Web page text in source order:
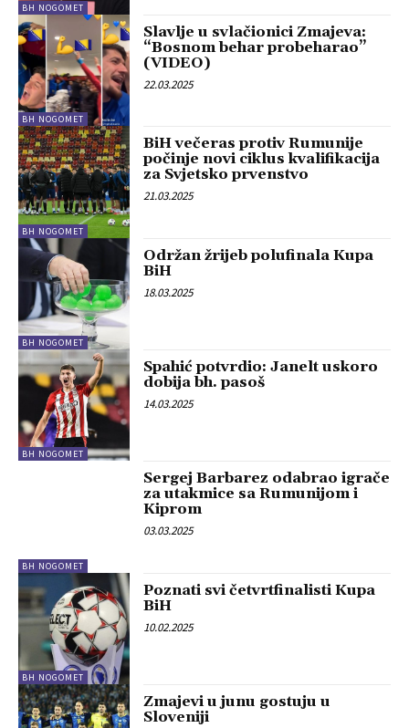
BH NOGOMET
BH NOGOMET
Slavlje u svlačionici Zmajeva:
“Bosnom behar probeharao”
(VIDEO)
22.03.2025
BH NOGOMET
BiH večeras protiv Rumunije
počinje novi ciklus kvalifikacija
za Svjetsko prvenstvo
21.03.2025
BH NOGOMET
Održan žrijeb polufinala Kupa
BiH
18.03.2025
BH NOGOMET
Spahić potvrdio: Janelt uskoro
dobija bh. pasoš
14.03.2025
BH NOGOMET
Sergej Barbarez odabrao igrače
za utakmice sa Rumunijom i
Kiprom
03.03.2025
BH NOGOMET
Poznati svi četvrtfinalisti Kupa
BiH
10.02.2025
Zmajevi u junu gostuju u
Sloveniji